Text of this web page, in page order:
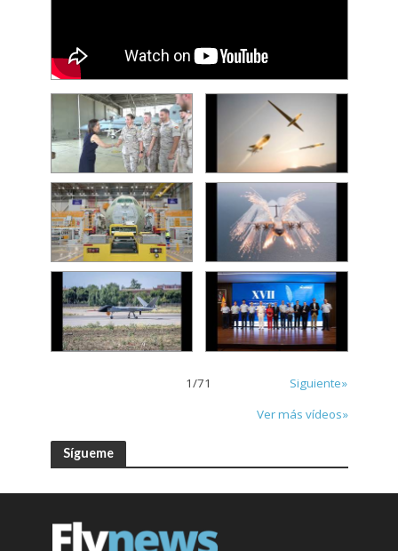
1/71
Siguiente»
Ver más vídeos»
Sígueme